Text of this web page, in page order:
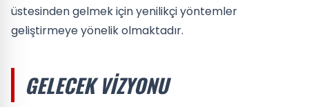
üstesinden gelmek için yenilikçi yöntemler
geliştirmeye yönelik olmaktadır.
GELECEK VIZYONU